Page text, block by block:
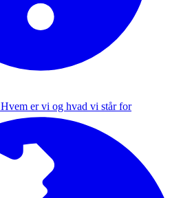
Hvem er vi og hvad vi står for